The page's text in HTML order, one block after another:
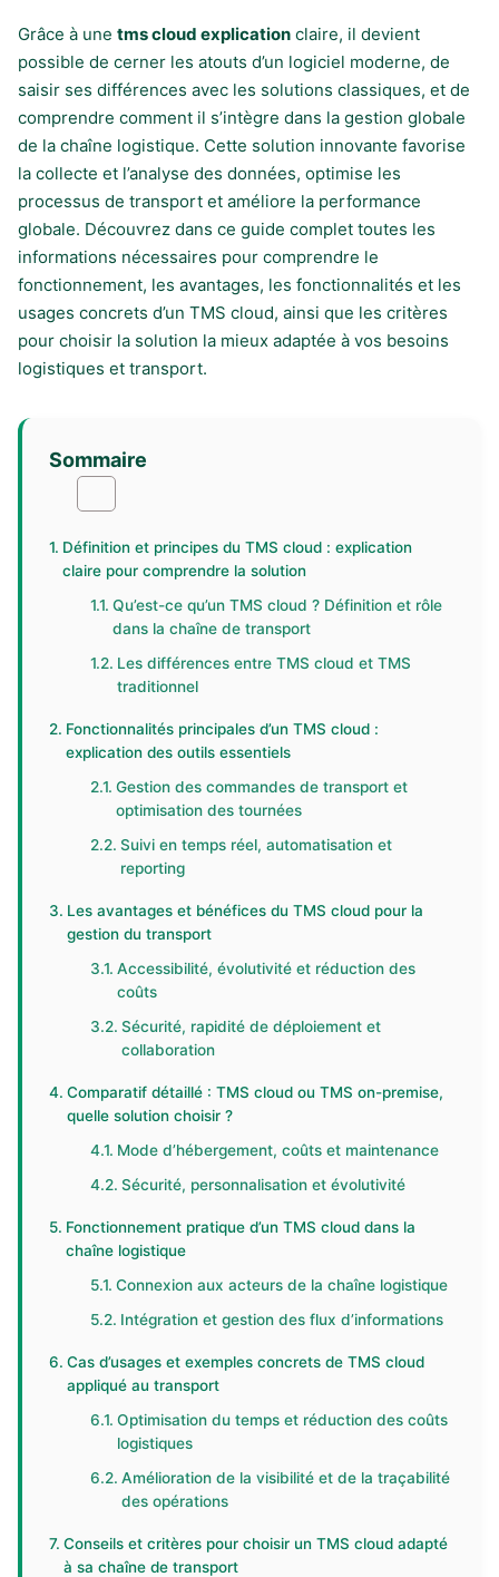
Grâce à une tms cloud explication claire, il devient
possible de cerner les atouts d’un logiciel moderne, de
saisir ses différences avec les solutions classiques, et de
comprendre comment il s’intègre dans la gestion globale
de la chaîne logistique. Cette solution innovante favorise
la collecte et l’analyse des données, optimise les
processus de transport et améliore la performance
globale. Découvrez dans ce guide complet toutes les
informations nécessaires pour comprendre le
fonctionnement, les avantages, les fonctionnalités et les
usages concrets d’un TMS cloud, ainsi que les critères
pour choisir la solution la mieux adaptée à vos besoins
logistiques et transport.
Sommaire
Définition et principes du TMS cloud : explication
claire pour comprendre la solution
Qu’est-ce qu’un TMS cloud ? Définition et rôle
dans la chaîne de transport
Les différences entre TMS cloud et TMS
traditionnel
Fonctionnalités principales d’un TMS cloud :
explication des outils essentiels
Gestion des commandes de transport et
optimisation des tournées
Suivi en temps réel, automatisation et
reporting
Les avantages et bénéfices du TMS cloud pour la
gestion du transport
Accessibilité, évolutivité et réduction des
coûts
Sécurité, rapidité de déploiement et
collaboration
Comparatif détaillé : TMS cloud ou TMS on-premise,
quelle solution choisir ?
Mode d’hébergement, coûts et maintenance
Sécurité, personnalisation et évolutivité
Fonctionnement pratique d’un TMS cloud dans la
chaîne logistique
Connexion aux acteurs de la chaîne logistique
Intégration et gestion des flux d’informations
Cas d’usages et exemples concrets de TMS cloud
appliqué au transport
Optimisation du temps et réduction des coûts
logistiques
Amélioration de la visibilité et de la traçabilité
des opérations
Conseils et critères pour choisir un TMS cloud adapté
à sa chaîne de transport